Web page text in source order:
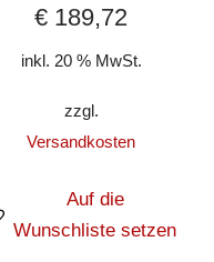
€ 189,72
inkl. 20 % MwSt.
zzgl.
Versandkosten
Auf die
Wunschliste setzen